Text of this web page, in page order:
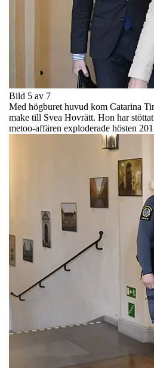
Bild 5 av 7
Med högburet huvud kom Catarina
make till Svea Hovrätt. Hon har
metoo-affären exploderade hösten